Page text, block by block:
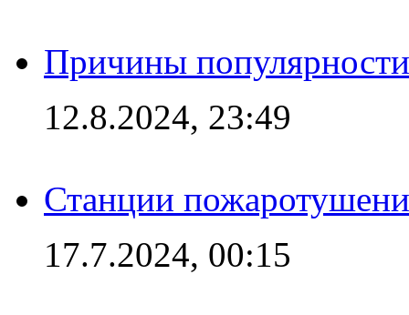
Причины
12.8.2024, 23:49
Станции
17.7.2024, 00:15